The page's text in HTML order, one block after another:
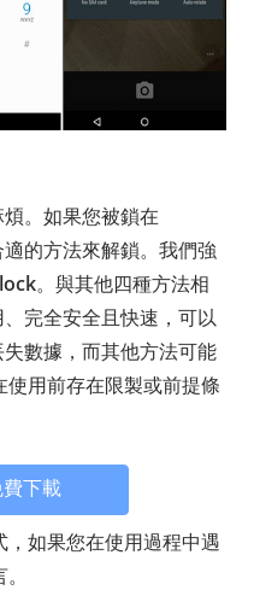
。如果您被鎖在
的方法來解鎖。我們強
。與其他四種方法相
完全安全且快速，可以
數據，而其他方法可能
用前存在限製或前提條
下載
如果您在使用過程中遇